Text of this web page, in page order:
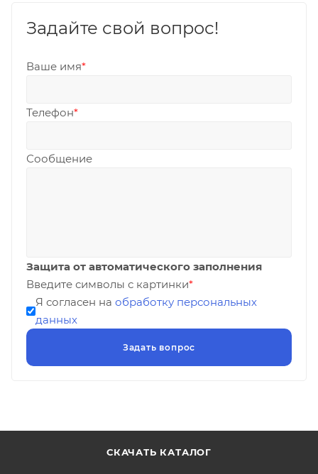
Задайте свой вопрос!
Ваше имя*
Телефон*
Сообщение
Защита от автоматического заполнения
Введите символы с картинки*
Я согласен на обработку персональных
данных
СКАЧАТЬ КАТАЛОГ